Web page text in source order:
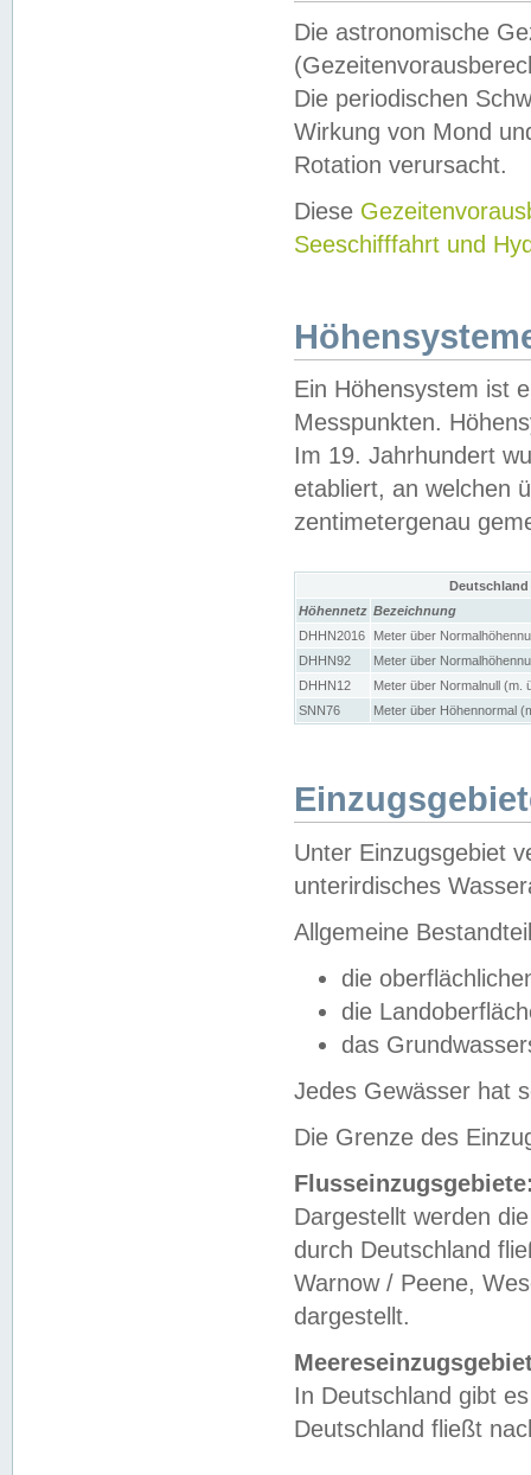
Die astronomische
Die periodischen
Wirkung von Mond
Rotation verursacht.
Diese
Seeschifffahrt und
Ein Höhensystem ist
Messpunkten.
Im 19. Jahrhundert
etabliert, an welchen
zentimetergenau
Höhennetz Bezeichnung
DHHN2016
Meter über
DHHN92
Meter über
DHHN12
Meter über Normalnull (m.
SNN76
Meter über Höhennormal
Unter Einzugsgebiet
unterirdisches
Allgemeine
die
die
das
Jedes Gewässer hat
Die Grenze des
Dargestellt werden
durch Deutschland
Warnow / Peene,
dargestellt.
In Deutschland gibt
Deutschland fließt